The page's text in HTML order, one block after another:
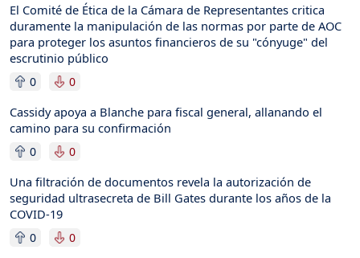
El Comité de Ética de la Cámara de Representantes critica
duramente la manipulación de las normas por parte de AOC
para proteger los asuntos financieros de su "cónyuge" del
escrutinio público
0 0
Cassidy apoya a Blanche para fiscal general, allanando el
camino para su confirmación
0 0
Una filtración de documentos revela la autorización de
seguridad ultrasecreta de Bill Gates durante los años de la
COVID-19
0 0